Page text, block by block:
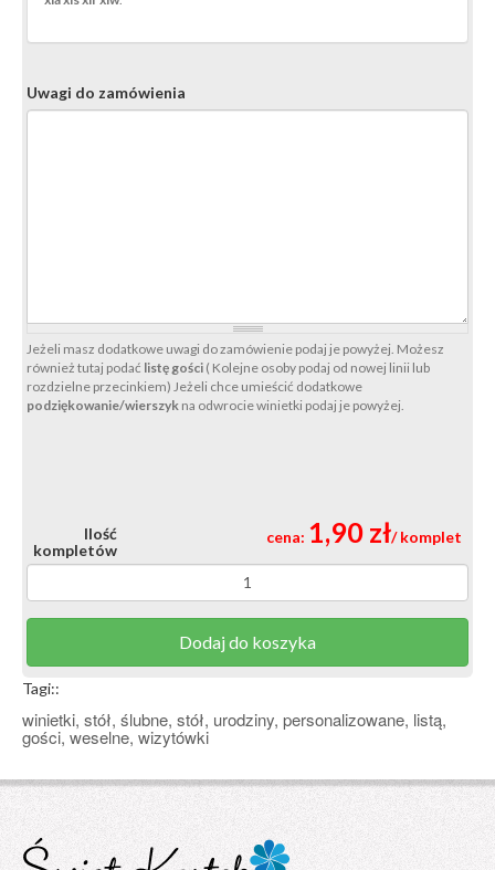
Uwagi do zamówienia
Jeżeli masz dodatkowe uwagi do zamówienie podaj je powyżej. Możesz
również tutaj podać listę gości ( Kolejne osoby podaj od nowej linii lub
rozdzielne przecinkiem) Jeżeli chce umieścić dodatkowe
podziękowanie/wierszyk na odwrocie winietki podaj je powyżej.
Ilość
kompletów
Dodaj do koszyka
cena: 1,90 zł/ komplet
Tagi::
winietki, stół, ślubne, stół, urodziny, personalizowane, listą,
gości, weselne, wizytówki